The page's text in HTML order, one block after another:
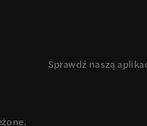
Sprawdź naszą